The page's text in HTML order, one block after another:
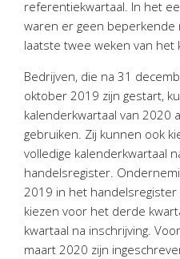
Contact
Avanti Online
Twinfield – Boekhouden
BaseCone – Facturen
Visionplanner – Rapportage
Klantenportaal – Online
Online Salaris – Salarissen
Nextens-Accorderen
referentiekwartaal. In het
waren er geen beperkende
laatste twee weken van het
Bedrijven, die na 31
oktober 2019 zijn gestart,
kalenderkwartaal van 2020
gebruiken. Zij kunnen ook
volledige kalenderkwartaal
handelsregister.
2019 in het handelsregister
kiezen voor het derde
kwartaal na inschrijving.
maart 2020 zijn